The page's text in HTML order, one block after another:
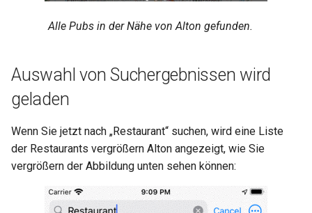
Alle Pubs in der Nähe von Alton gefunden.
Auswahl von Suchergebnissen wird
geladen
Wenn Sie jetzt nach „Restaurant“ suchen, wird eine Liste
der Restaurants vergrößern Alton angezeigt, wie Sie
vergrößern der Abbildung unten sehen können: